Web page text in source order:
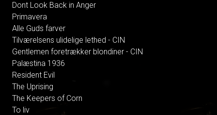
Dont Look Back in Anger
Primavera
Alle Guds farver
Tilværelsens ulidelige lethed - CIN
Gentlemen foretrækker blondiner - CIN
Palæstina 1936
Resident Evil
The Uprising
The Keepers of Corn
To liv